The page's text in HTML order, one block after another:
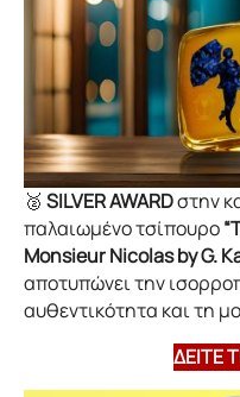
🥈 SILVER AWARDστην
παλαιωμένο τσίπουρο
Monsieur Nicolas by G.
αποτυπώνει την
αυθεντικότητα και τη
ΔΕΙΤΕ